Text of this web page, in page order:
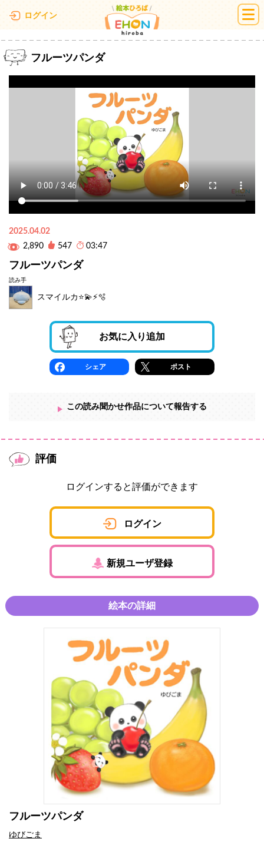
ログイン 絵本ひろば
フルーツパンダ
2025.04.02
2,890
547 03:47
フルーツパンダ
読み手
スマイルカ⭐️💫⚡️🫧
お気に入り追加
シェア ポスト
この読み聞かせ作品について報告する
評価
ログインすると評価ができます
ログイン
新規ユーザ登録
絵本の詳細
フルーツパンダ
ゆびごま